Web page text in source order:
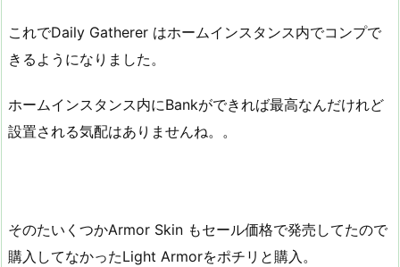
これでDaily Gatherer はホームインスタンス内でコンプで
きるようになりました。
ホームインスタンス内にBankができれば最高なんだけれど
設置される気配はありませんね。。
そのたいくつかArmor Skin もセール価格で発売してたので
購入してなかったLight Armorをポチリと購入。